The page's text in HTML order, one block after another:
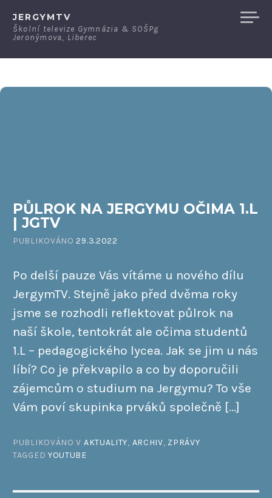
JERGYMTV
Školní televize Gymnázia & SOŠPg
Jeronýmova, Liberec
PŮLROK NA JERGYMU OČIMA 1.L
| JGTV
PUBLIKOVÁNO 29.3.2022
Po delší pauze Vás vítáme u nového dílu
JergymTV. Stejně jako před dvěma roky
jsme se rozhodli reflektovat půlrok na
naší škole, tentokrát ale očima studentů
1.L – pedagogického lycea. Jak se jim u nás
líbí? Co je překvapilo a co by doporučili
zájemcům o studium na Jergymu? To vše
Vám poví skupinka prváků společně […]
PUBLIKOVÁNO V AKTUALITY, ARCHIV, ZPRÁVY
TAGGED YOUTUBE